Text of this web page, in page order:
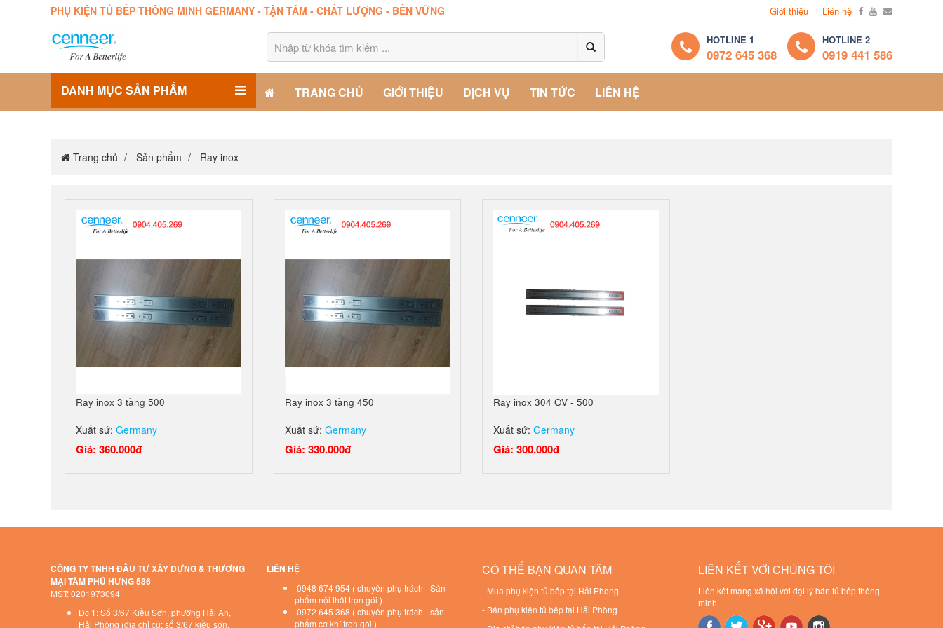
PHỤ KIỆN TỦ BẾP THÔNG MINH GERMANY - TẬN TÂM - CHẤT LƯỢNG - BỀN VỮNG Giới thiệu Liên hệ
HOTLINE 1
0972 645 368
HOTLINE 2
0919 441 586
DANH MỤC SẢN PHẨM TRANG CHỦ GIỚI THIỆU DỊCH VỤ TIN TỨC LIÊN HỆ
Trang chủ Sản phẩm Ray inox
Ray inox 3 tầng 500
Xuất sứ: Germany
Giá: 360.000đ
Ray inox 3 tầng 450
Xuất sứ: Germany
Giá: 330.000đ
Ray inox 304 OV - 500
Xuất sứ: Germany
Giá: 300.000đ
CÔNG TY TNHH ĐẦU TƯ XÂY DỰNG & THƯƠNG
MẠI TÂM PHÚ HƯNG 586
MST: 0201973094
Đc 1: Số 3/67 Kiều Sơn, phường Hải An,
Hải Phòng (địa chỉ cũ: số 3/67 kiều sơn,
LIÊN HỆ
0948 674 954 ( chuyên phụ trách - Sản
phẩm nội thất trọn gói )
0972 645 368 ( chuyên phụ trách - sản
phẩm cơ khí trọn gói )
CÓ THỂ BẠN QUAN TÂM
- Mua phụ kiện tủ bếp tại Hải Phòng
- Bán phụ kiện tủ bếp tại Hải Phòng
LIÊN KẾT VỚI CHÚNG TÔI
Liên kết mạng xã hội với đại lý bán tủ bếp thông
minh